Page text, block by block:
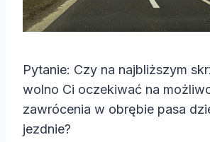
Pytanie: Czy na najbliższym
wolno Ci oczekiwać na
zawrócenia w obrębie pasa
jezdnie?